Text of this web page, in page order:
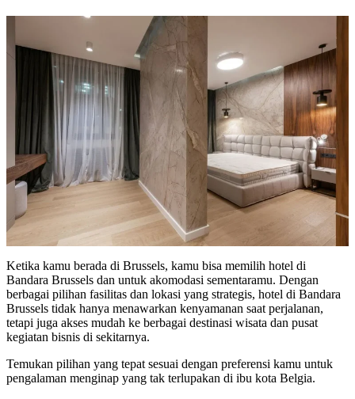
Ketika kamu berada di Brussels, kamu bisa memilih hotel di
Bandara Brussels dan untuk akomodasi sementaramu. Dengan
berbagai pilihan fasilitas dan lokasi yang strategis, hotel di Bandara
Brussels tidak hanya menawarkan kenyamanan saat perjalanan,
tetapi juga akses mudah ke berbagai destinasi wisata dan pusat
kegiatan bisnis di sekitarnya.
Temukan pilihan yang tepat sesuai dengan preferensi kamu untuk
pengalaman menginap yang tak terlupakan di ibu kota Belgia.